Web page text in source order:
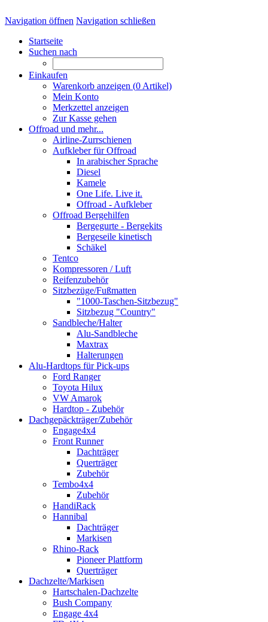
Navigation öffnen Navigation schließen
Startseite
Suchen nach
Einkaufen
Warenkorb anzeigen (0 Artikel)
Mein Konto
Merkzettel anzeigen
Zur Kasse gehen
Offroad und mehr...
Airline-Zurrschienen
Aufkleber für Offroad
In arabischer Sprache
Diesel
Kamele
One Life. Live it.
Offroad - Aufkleber
Offroad Bergehilfen
Bergegurte - Bergekits
Bergeseile kinetisch
Schäkel
Tentco
Kompressoren / Luft
Reifenzubehör
Sitzbezüge/Fußmatten
"1000-Taschen-Sitzbezug"
Sitzbezug "Country"
Sandbleche/Halter
Alu-Sandbleche
Maxtrax
Halterungen
Alu-Hardtops für Pick-ups
Ford Ranger
Toyota Hilux
VW Amarok
Hardtop - Zubehör
Dachgepäckträger/Zubehör
Engage4x4
Front Runner
Dachträger
Querträger
Zubehör
Tembo4x4
Zubehör
HandiRack
Hannibal
Dachträger
Markisen
Rhino-Rack
Pioneer Plattform
Querträger
Dachzelte/Markisen
Hartschalen-Dachzelte
Bush Company
Engage 4x4